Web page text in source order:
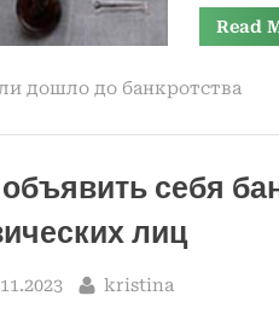
Read
дошло до банкротства
объявить себя
лиц
By
kristina